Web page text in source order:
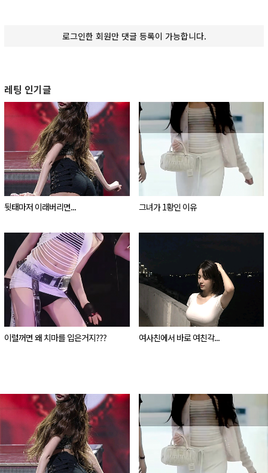
로그인한 회원만 댓글 등록이 가능합니다.
레팅 인기글
뒷태마저 이래버리면... 그녀가 1황인 이유
이럴꺼면 왜 치마를 입은거지??? 여사친에서 바로 여친각...